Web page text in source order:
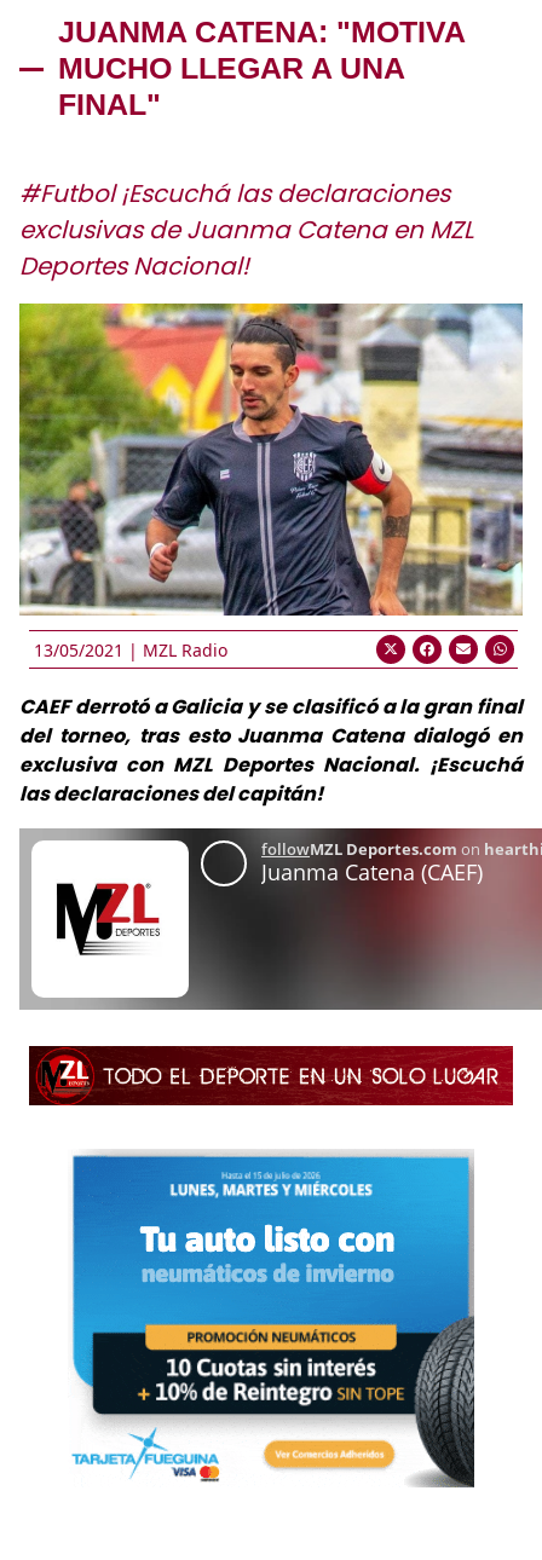
JUANMA CATENA: "MOTIVA
MUCHO LLEGAR A UNA
FINAL"
#Futbol ¡Escuchá las declaraciones
exclusivas de Juanma Catena en MZL
Deportes Nacional!
13/05/2021 | MZL Radio
CAEF derrotó a Galicia y se clasificó a la gran final
del torneo, tras esto Juanma Catena dialogó en
exclusiva con MZL Deportes Nacional. ¡Escuchá
las declaraciones del capitán!